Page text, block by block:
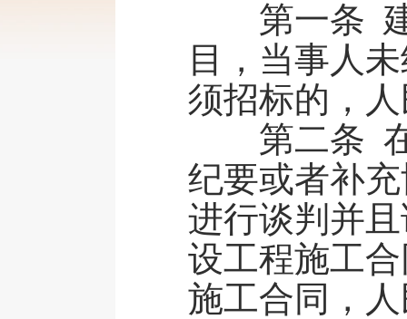
第一条 建
目，当事人
须招标的，
第二条 在
纪要或者补
进行谈判并
设工程施工
施工合同，